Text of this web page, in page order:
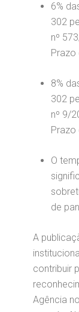
6%
302
nº
Prazo
8%
302
nº 9/
Prazo
O
de
A
contribuir
Agência